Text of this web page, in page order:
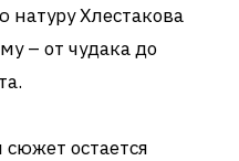
натуру Хлестакова
– от чудака до
остается